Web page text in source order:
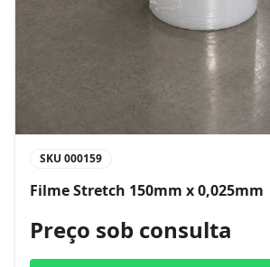
SKU 000159
Filme Stretch 150mm x 0,025mm
Preço sob consulta